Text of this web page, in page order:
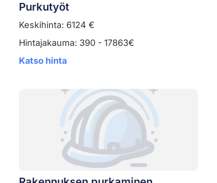
Purkutyöt
Keskihinta: 6124 €
Hintajakauma: 390 - 17863€
Katso hinta